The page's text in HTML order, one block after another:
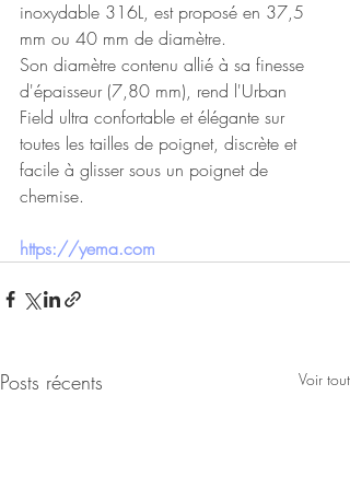
inoxydable 316L, est proposé en 37,5
mm ou 40 mm de diamètre.
Son diamètre contenu allié à sa finesse
d'épaisseur (7,80 mm), rend l'Urban
Field ultra confortable et élégante sur
toutes les tailles de poignet, discrète et
facile à glisser sous un poignet de
chemise.
https://yema.com
Posts récents Voir tout